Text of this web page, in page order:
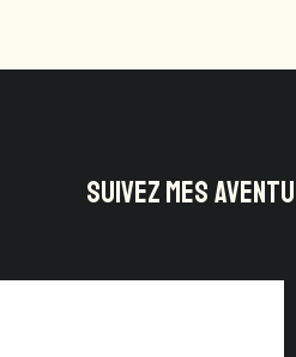
SUIVEZ MES